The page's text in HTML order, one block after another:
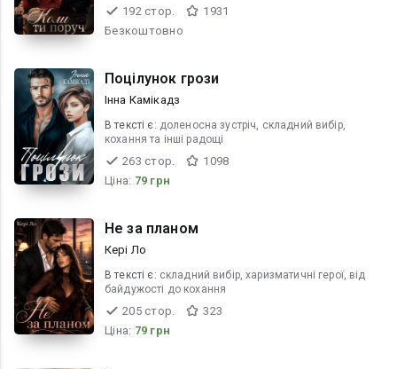
192 стор.
1931
Безкоштовно
Поцілунок грози
Інна Камікадз
В текcті є: доленосна зустріч, складний вибір,
кохання та інші радощі
263 стор.
1098
Ціна: 79 грн
Не за планом
Кері Ло
В текcті є: складний вибір, харизматичні герої, від
байдужості до кохання
205 стор.
323
Ціна: 79 грн